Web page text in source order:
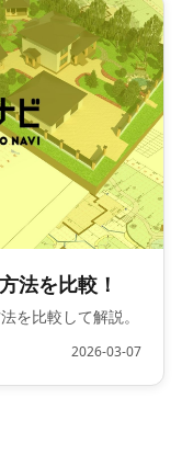
法を比較！
を比較して解説。
2026-03-07